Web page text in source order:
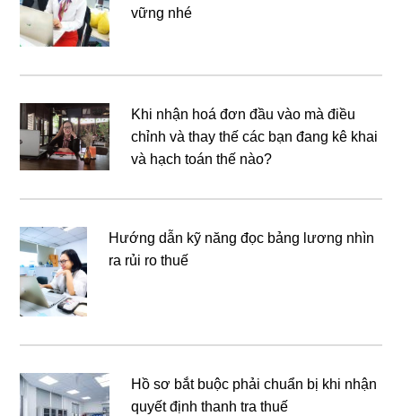
vững nhé
Khi nhận hoá đơn đầu vào mà điều
chỉnh và thay thế các bạn đang kê khai
và hạch toán thế nào?
Hướng dẫn kỹ năng đọc bảng lương nhìn
ra rủi ro thuế
Hồ sơ bắt buộc phải chuẩn bị khi nhận
quyết định thanh tra thuế